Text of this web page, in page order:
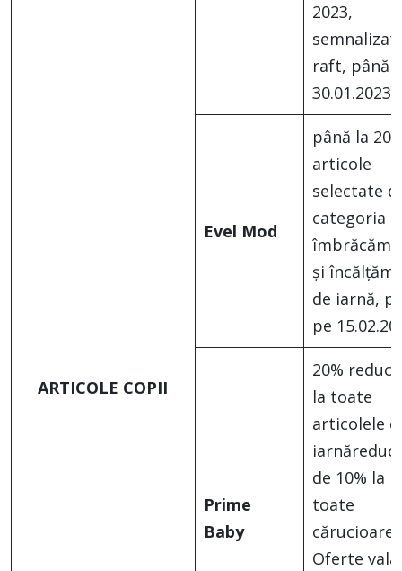
ARTICOLE COPII
2023,
raft, până
30.01.2023
Evel Mod
până la
articole
selectate
categoria
și
de iarnă,
pe
Prime
Baby
20%
la toate
articolele
de 10% la
toate
Oferte